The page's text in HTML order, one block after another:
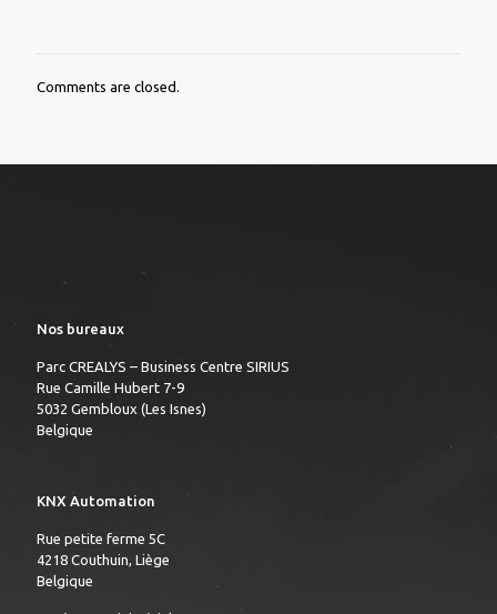
Comments are closed.
Nos bureaux
Parc CREALYS – Business Centre SIRIUS
Rue Camille Hubert 7-9
5032 Gembloux (Les Isnes)
Belgique
KNX Automation
Rue petite ferme 5C
4218 Couthuin, Liège
Belgique